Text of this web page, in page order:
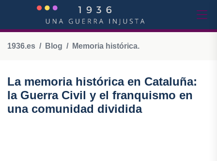
1936.es Blog Memoria histórica.
La memoria histórica en Cataluña:
la Guerra Civil y el franquismo en
una comunidad dividida